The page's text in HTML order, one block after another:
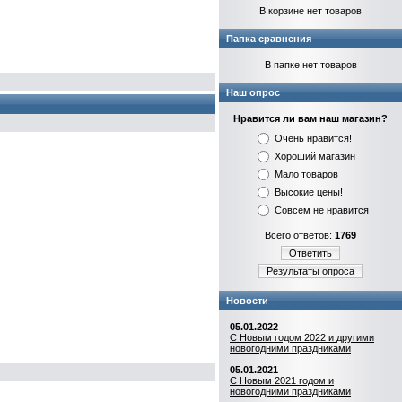
В корзине нет товаров
Папка сравнения
В папке нет товаров
Наш опрос
Нравится ли вам наш магазин?
Очень нравится!
Хороший магазин
Мало товаров
Высокие цены!
Совсем не нравится
Всего ответов: 1769
Ответить
Результаты опроса
Новости
05.01.2022
С Новым годом 2022 и другими
новогодними праздниками
05.01.2021
С Новым 2021 годом и
новогодними праздниками